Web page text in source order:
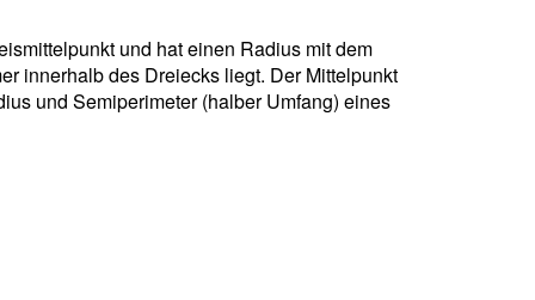
und hat einen Radius mit dem
innerhalb des Dreiecks liegt. Der Mittelpunkt
und Semiperimeter (halber Umfang) eines